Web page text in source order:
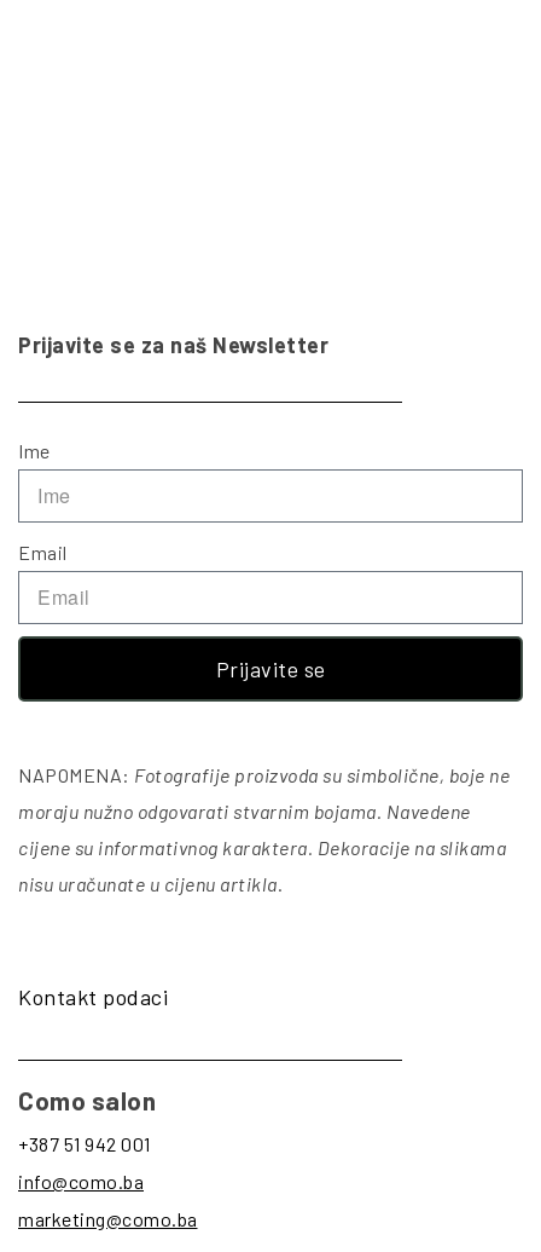
Prijavite se za naš Newsletter
Ime
Email
Prijavite se
NAPOMENA: Fotografije proizvoda su simbolične, boje ne
moraju nužno odgovarati stvarnim bojama. Navedene
cijene su informativnog karaktera. Dekoracije na slikama
nisu uračunate u cijenu artikla.
Kontakt podaci
Como salon
+387 51 942 001
info@como.ba
marketing@como.ba